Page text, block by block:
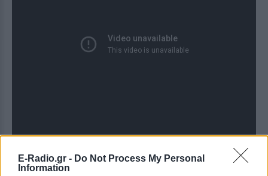
E-Radio.gr - Do Not Process My Personal
Information